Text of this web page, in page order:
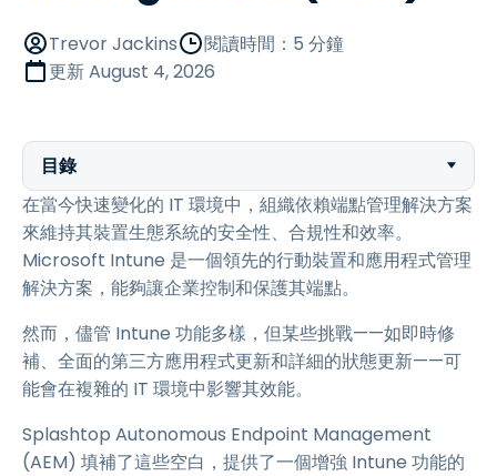
Trevor Jackins
閱讀時間：5 分鐘
更新August 4, 2026
目錄
在當今快速變化的 IT 環境中，組織依賴端點管理解決方案
來維持其裝置生態系統的安全性、合規性和效率。
Microsoft Intune 是一個領先的行動裝置和應用程式管理
解決方案，能夠讓企業控制和保護其端點。
然而，儘管 Intune 功能多樣，但某些挑戰——如即時修
補、全面的第三方應用程式更新和詳細的狀態更新——可
能會在複雜的 IT 環境中影響其效能。
Splashtop Autonomous Endpoint Management
(AEM) 填補了這些空白，提供了一個增強 Intune 功能的